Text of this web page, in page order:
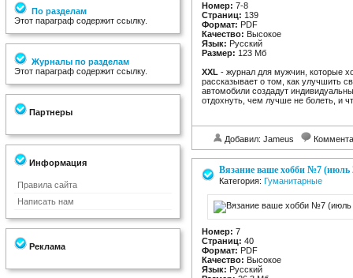
По разделам
Этот параграф содержит ссылку.
Журналы по разделам
Этот параграф содержит ссылку.
Партнеры
Информация
Правила сайта
Написать нам
Реклама
Номер: 7-8
Страниц: 139
Формат: PDF
Качество: Высокое
Язык: Русский
Размер: 123 Мб
XXL - журнал для мужчин, которые
рассказывает о том, как улучшить
автомобили создадут
отдохнуть, чем лучше не болеть, и
Добавил: Jameus
Вязание ваше хобби №7 (июль
Категория: Гуманитарные
Номер: 7
Страниц: 40
Формат: PDF
Качество: Высокое
Язык: Русский